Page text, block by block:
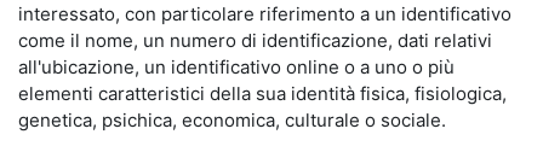
interessato, con particolare riferimento a un identificativo
come il nome, un numero di identificazione, dati relativi
all'ubicazione, un identificativo online o a uno o più
elementi caratteristici della sua identità fisica, fisiologica,
genetica, psichica, economica, culturale o sociale.